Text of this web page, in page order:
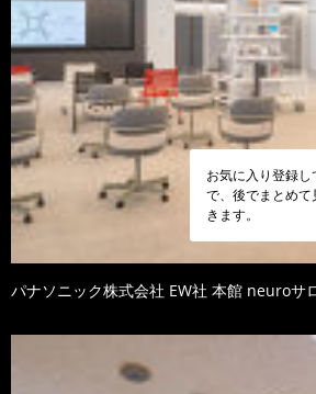
お気に入り登録し
で、後でまとめ
きます。
パナソニック株式会社 EW社 本館 neuroサ